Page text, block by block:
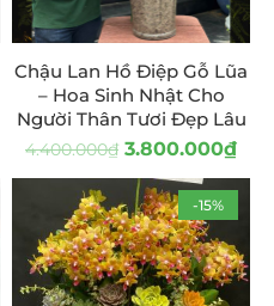
Chậu Lan Hồ Điệp Gỗ Lũa
– Hoa Sinh Nhật Cho
Người Thân Tươi Đẹp Lâu
4.400.000₫ 3.800.000₫
-15%